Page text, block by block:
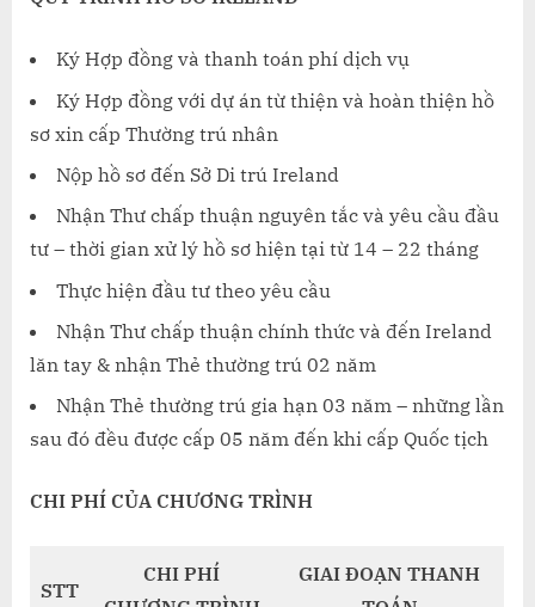
Ký Hợp đồng và thanh toán phí dịch vụ
Ký Hợp đồng với dự án từ thiện và hoàn thiện hồ
sơ xin cấp Thường trú nhân
Nộp hồ sơ đến Sở Di trú Ireland
Nhận Thư chấp thuận nguyên tắc và yêu cầu đầu
tư – thời gian xử lý hồ sơ hiện tại từ 14 – 22 tháng
Thực hiện đầu tư theo yêu cầu
Nhận Thư chấp thuận chính thức và đến Ireland
lăn tay & nhận Thẻ thường trú 02 năm
Nhận Thẻ thường trú gia hạn 03 năm – những lần
sau đó đều được cấp 05 năm đến khi cấp Quốc tịch
CHI PHÍ CỦA CHƯƠNG TRÌNH
STT
CHI PHÍ
GIAI ĐOẠN THANH